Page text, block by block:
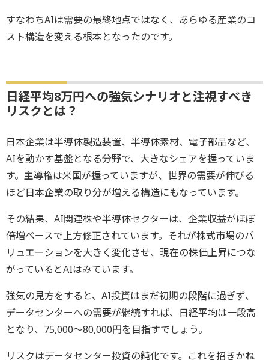
すなわちAIは需要の最終地点ではなく、あらゆる産業のコ
スト構造を変える根本となったのです。
日経平均8万円への強気シナリオと注視すべき
リスクとは？
日本企業は半導体製造装置、半導体素材、電子部品など、
AIを動かす基盤となる分野で、大きなシェアを握っていま
す。主導権は米国が握っていますが、世界の需要が伸びる
ほど日本企業の取り分が増える構造にもなっています。
その結果、AI関連株や半導体セクターは、企業収益がほぼ
倍増ペースで上方修正されています。それが株式市場のバ
リュエーションを大きく変化させ、現在の株価上昇につな
がっているとAIはみています。
強気の見方をすると、AI投資はまだ初期の段階に過ぎず、
データセンターへの需要が継続すれば、日経平均は一段高
となり、75,000～80,000円を目指すでしょう。
リスクはデータセンター投資の鈍化です。これを招きかね